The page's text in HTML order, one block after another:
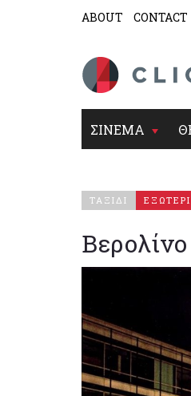
ABOUT CONTACT
ΣΙΝΕΜΑ
ΤΑΞΙΔΙ